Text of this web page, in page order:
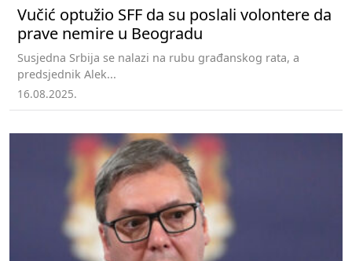
Vučić optužio SFF da su poslali volontere da
prave nemire u Beogradu
Susjedna Srbija se nalazi na rubu građanskog rata, a
predsjednik Alek...
16.08.2025.